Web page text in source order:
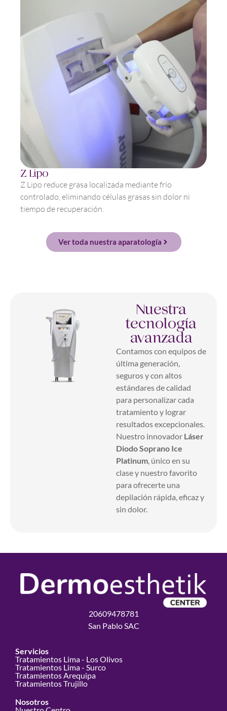
Z Lipo
Z Lipo reduce grasa localizada mediante frío
controlado, eliminando células grasas sin dolor ni
tiempo de recuperación.
Ver toda nuestra aparatología
Nuestra
tecnología
avanzada
Contamos con equipos de
última generación,
seguros y con altos
estándares de calidad
para personalizar cada
tratamiento y lograr
resultados excepcionales.
Nuestro innovador Láser
Diodo Soprano Ice
Platinum, único en su
clase y nuestro favorito
para ofrecerte una
depilación rápida, eficaz y
sin dolor.
20609478781
San Pablo SAC
Servicios
Tratamientos Lima - Los Olivos
Tratamientos Lima - Surco
Tratamientos Arequipa
Tratamientos Trujillo
Nosotros